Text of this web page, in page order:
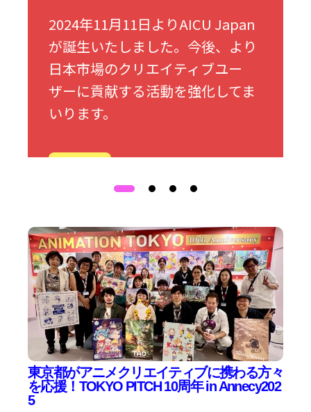
2024年11月11日よりAICU Japan
が誕生いたしました。今後、より
日本市場のクリエイティブユー
ザーに貢献する活動を強化してま
いります。
東京都がアニメクリエイティブに携わる方々
を応援！TOKYO PITCH 10周年 in Annecy202
5